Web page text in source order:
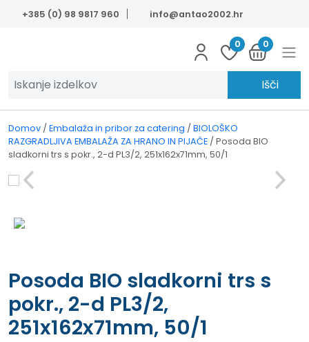
Skip to main content
+385 (0) 98 9817 960 info@antao2002.hr
0 0
Išči
Domov / Embalaža in pribor za catering / BIOLOŠKO
RAZGRADLJIVA EMBALAŽA ZA HRANO IN PIJAČE / Posoda BIO
sladkorni trs s pokr., 2-d PL3/2, 251x162x71mm, 50/1
Posoda BIO sladkorni trs s
pokr., 2-d PL3/2,
251x162x71mm, 50/1